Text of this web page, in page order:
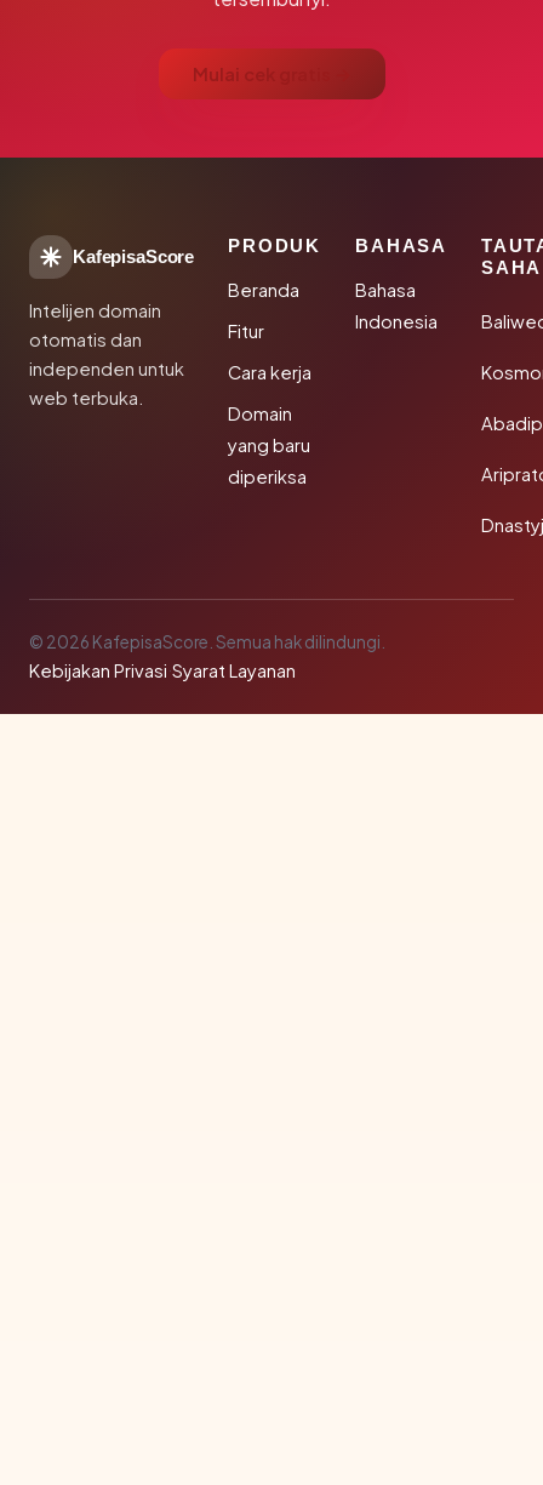
Mulai cek gratis →
KafepisaScore
Intelijen domain
otomatis dan
independen untuk
web terbuka.
PRODUK
Beranda
Fitur
Cara kerja
Domain
yang baru
diperiksa
BAHASA
Bahasa
Indonesia
© 2026 KafepisaScore. Semua hak dilindungi.
Kebijakan Privasi·Syarat Layanan